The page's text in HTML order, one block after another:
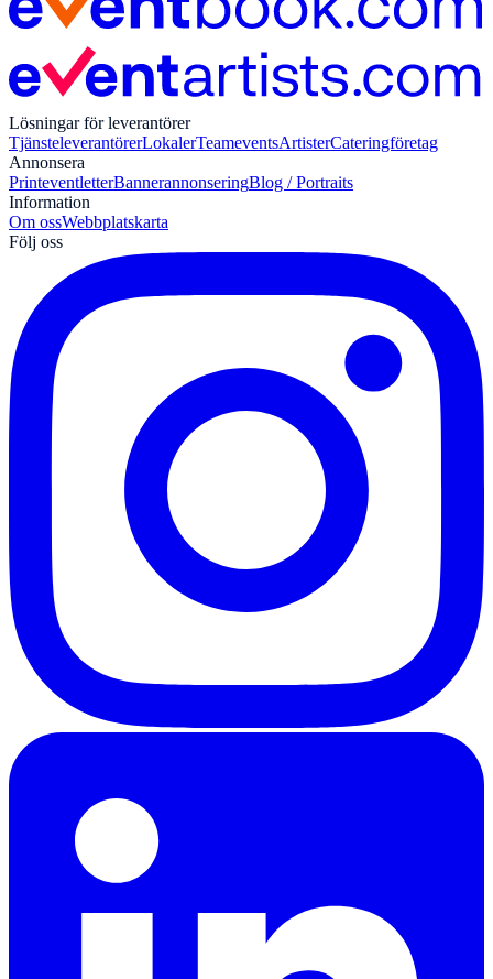
Lösningar för leverantörer
TjänsteleverantörerLokalerTeameventsArtisterCateringföretag
Annonsera
PrinteventletterBannerannonseringBlog / Portraits
Information
Om ossWebbplatskarta
Följ oss